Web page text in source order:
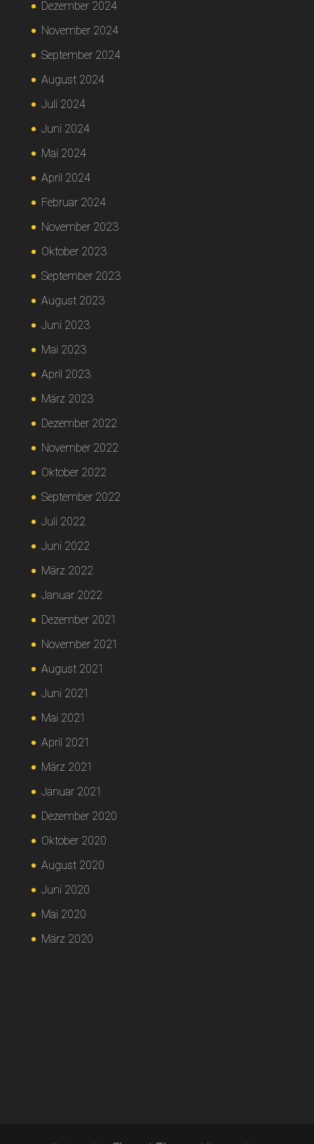
Dezember 2024
November 2024
September 2024
August 2024
Juli 2024
Juni 2024
Mai 2024
April 2024
Februar 2024
November 2023
Oktober 2023
September 2023
August 2023
Juni 2023
Mai 2023
April 2023
März 2023
Dezember 2022
November 2022
Oktober 2022
September 2022
Juli 2022
Juni 2022
März 2022
Januar 2022
Dezember 2021
November 2021
August 2021
Juni 2021
Mai 2021
April 2021
März 2021
Januar 2021
Dezember 2020
Oktober 2020
August 2020
Juni 2020
Mai 2020
März 2020